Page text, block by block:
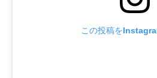
この投稿を